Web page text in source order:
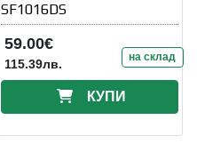
SF1016DS
59.00€
115.39лв. на склад
КУПИ